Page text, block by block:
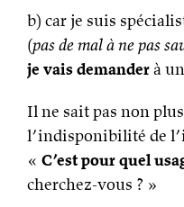
b) car je suis
(pas de mal à ne pas
je vais demanderà
Il ne sait pas non
l’indisponibilité de
« C’est pour quel
cherchez-vous ? »